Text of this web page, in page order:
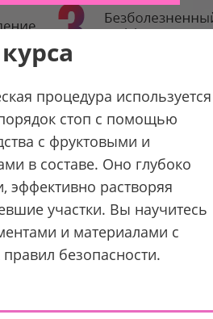
процедура используется
стоп с помощью
с фруктовыми и
в составе. Оно глубоко
эффективно растворяя
участки. Вы научитесь
и материалами с
безопасности.